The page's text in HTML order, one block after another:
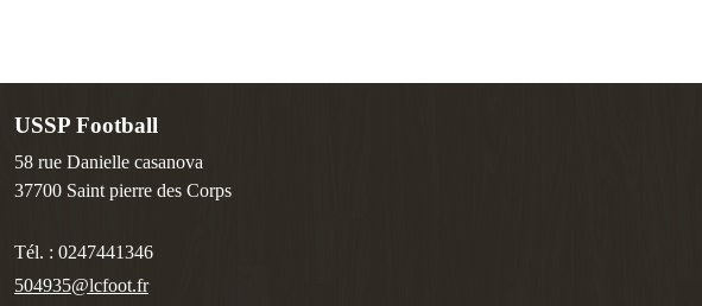
USSP Football
58 rue Danielle casanova
37700 Saint pierre des Corps
Tél. : 0247441346
504935@lcfoot.fr